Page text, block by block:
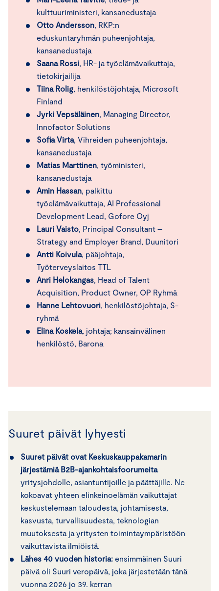
kulttuuriministeri, kansanedustaja
Otto Andersson , RKP:n
eduskuntaryhmän puheenjohtaja,
kansanedustaja
Saana Rossi , HR- ja työelämävaikuttaja,
tietokirjailija
Tiina Rolig , henkilöstöjohtaja, Microsoft
Finland
Jyrki Vepsäläinen , Managing Director,
Innofactor Solutions
Sofia Virta , Vihreiden puheenjohtaja,
kansanedustaja
Matias Marttinen , työministeri,
kansanedustaja
Amin Hassan , palkittu
työelämävaikuttaja, AI Professional
Development Lead, Gofore Oyj
Lauri Vaisto , Principal Consultant –
Strategy and Employer Brand, Duunitori
Antti Koivula , pääjohtaja,
Työterveyslaitos TTL
Anri Helokangas , Head of Talent
Acquisition, Product Owner, OP Ryhmä
Hanne Lehtovuori , henkilöstöjohtaja, S-
ryhmä
Elina Koskela , johtaja; kansainvälinen
henkilöstö, Barona
Suuret päivät lyhyesti
Suuret päivät ovat Keskuskauppakamarin
järjestämiä B2B-ajankohtaisfoorumeita
yritysjohdolle, asiantuntijoille ja päättäjille. Ne
kokoavat yhteen elinkeinoelämän vaikuttajat
keskustelemaan taloudesta, johtamisesta,
kasvusta, turvallisuudesta, teknologian
muutoksesta ja yritysten toimintaympäristöön
vaikuttavista ilmiöistä.
Lähes 40 vuoden historia: ensimmäinen Suuri
päivä oli Suuri veropäivä, joka järjestetään tänä
vuonna 2026 jo 39. kerran